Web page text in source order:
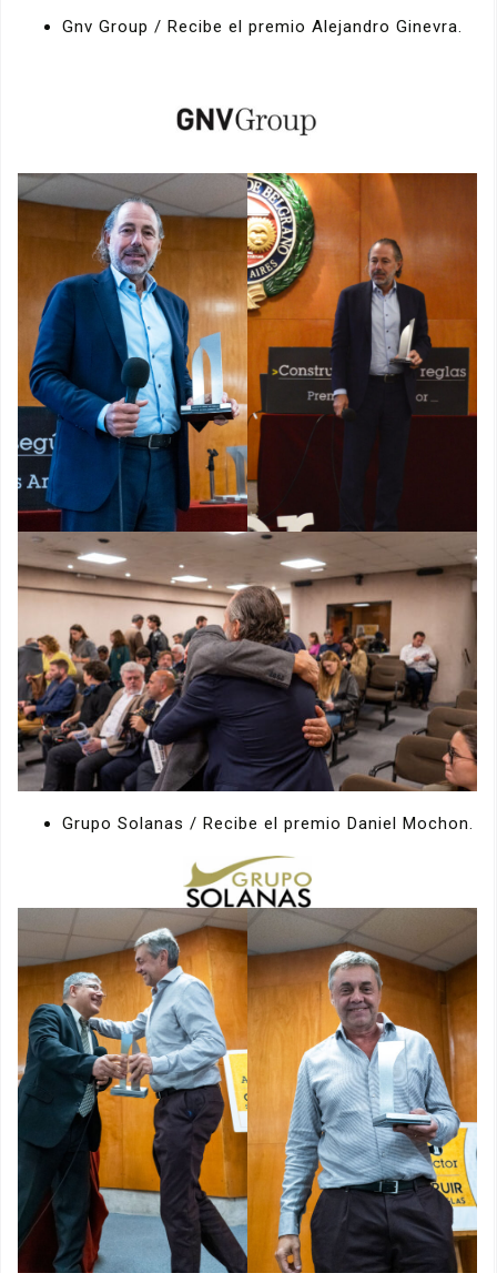
Gnv Group / Recibe el premio Alejandro Ginevra.
Grupo Solanas / Recibe el premio Daniel Mochon.